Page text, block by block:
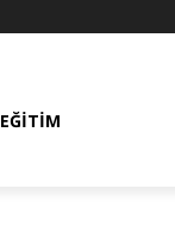
EĞITIM